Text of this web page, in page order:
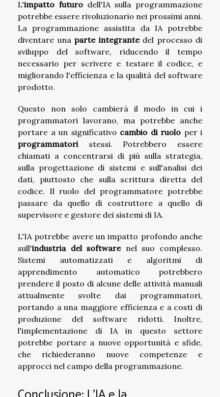
L'impatto futurodell'IA sulla programmazione
potrebbe essere rivoluzionario nei prossimi anni.
La programmazione assistita da IA potrebbe
diventare una parte integrantedel processo di
sviluppo del software, riducendo il tempo
necessario per scrivere e testare il codice, e
migliorando l'efficienza e la qualità del software
prodotto.
Questo non solo cambierà il modo in cui i
programmatori lavorano, ma potrebbe anche
portare a un significativo cambio di ruolo per i
programmatoristessi. Potrebbero essere
chiamati a concentrarsi di più sulla strategia,
sulla progettazione di sistemi e sull'analisi dei
dati, piuttosto che sulla scrittura diretta del
codice. Il ruolo del programmatore potrebbe
passare da quello di costruttore a quello di
supervisore e gestore dei sistemi di IA.
L'IA potrebbe avere un impatto profondo anche
sull'industria del softwarenel suo complesso.
Sistemi automatizzati e algoritmi di
apprendimento automatico potrebbero
prendere il posto di alcune delle attività manuali
attualmente svolte dai programmatori,
portando a una maggiore efficienza e a costi di
produzione del software ridotti. Inoltre,
l'implementazione di IA in questo settore
potrebbe portare a nuove opportunità e sfide,
che richiederanno nuove competenze e
approcci nel campo della programmazione.